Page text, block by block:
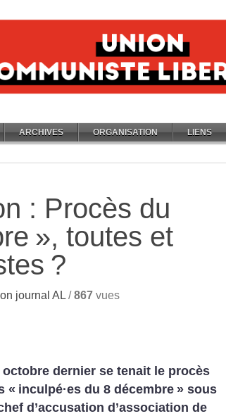
ARCHIVES ORGANISATION LIENS
: Procès du
», toutes et
?
journal AL /867 vues
octobre dernier se tenait le procès
« inculpé·es du 8 décembre » sous
d’accusation d’association de